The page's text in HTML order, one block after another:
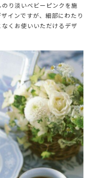
り淡いベビーピンクを施
インですが、細部にわたり
くお使いいただけるデザ